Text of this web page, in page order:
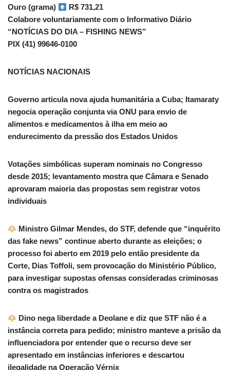
Ouro (grama)
R$ 731,21
Colabore voluntariamente com o Informativo Diário
“NOTÍCIAS DO DIA – FISHING NEWS”
PIX (41) 99646-0100
NOTÍCIAS NACIONAIS
Governo articula nova ajuda humanitária a Cuba; Itamaraty
negocia operação conjunta via ONU para envio de
alimentos e medicamentos à ilha em meio ao
endurecimento da pressão dos Estados Unidos
Votações simbólicas superam nominais no Congresso
desde 2015; levantamento mostra que Câmara e Senado
aprovaram maioria das propostas sem registrar votos
individuais
Ministro Gilmar Mendes, do STF, defende que “inquérito
das fake news” continue aberto durante as eleições; o
processo foi aberto em 2019 pelo então presidente da
Corte, Dias Toffoli, sem provocação do Ministério Público,
para investigar supostas ofensas consideradas criminosas
contra os magistrados
Dino nega liberdade a Deolane e diz que STF não é a
instância correta para pedido; ministro manteve a prisão da
influenciadora por entender que o recurso deve ser
apresentado em instâncias inferiores e descartou
ilegalidade na Operação Vérnix